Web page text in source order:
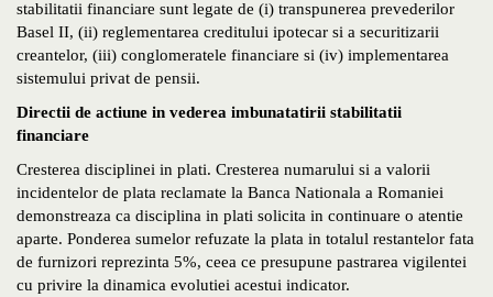
stabilitatii financiare sunt legate de (i) transpunerea prevederilor
Basel II, (ii) reglementarea creditului ipotecar si a securitizarii
creantelor, (iii) conglomeratele financiare si (iv) implementarea
sistemului privat de pensii.
Directii de actiune in vederea imbunatatirii stabilitatii
financiare
Cresterea disciplinei in plati. Cresterea numarului si a valorii
incidentelor de plata reclamate la Banca Nationala a Romaniei
demonstreaza ca disciplina in plati solicita in continuare o atentie
aparte. Ponderea sumelor refuzate la plata in totalul restantelor fata
de furnizori reprezinta 5%, ceea ce presupune pastrarea vigilentei
cu privire la dinamica evolutiei acestui indicator.